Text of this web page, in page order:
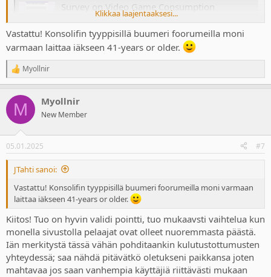
Survey on Video Game Consumption
This study aims to explore video game consumption
habits as part of a thesis for Haaga-Helia UAS. Special
emphasis is placed on additional content and its
consumption, but also the time players spend and
their attitudes toward multiplayer games are
forms.gle
Klikkaa laajentaaksesi...
Vastattu! Konsolifin tyyppisillä buumeri foorumeilla moni
varmaan laittaa iäkseen 41-years or older.
R
e
c
i
s
:
Myollnir
M Myollnir
New Member
05.01.2025 #7
JTahti sanoi:
Vastattu! Konsolifin tyyppisillä buumeri foorumeilla moni varmaan
laittaa iäkseen 41-years or older.
Kiitos! Tuo on hyvin validi pointti, tuo mukaavsti vaihtelua kun
monella sivustolla pelaajat ovat olleet nuoremmasta päästä.
Iän merkitystä tässä vähän pohditaankin kulutustottumusten
yhteydessä; saa nähdä pitävätkö oletukseni paikkansa joten
mahtavaa jos saan vanhempia käyttäjiä riittävästi mukaan